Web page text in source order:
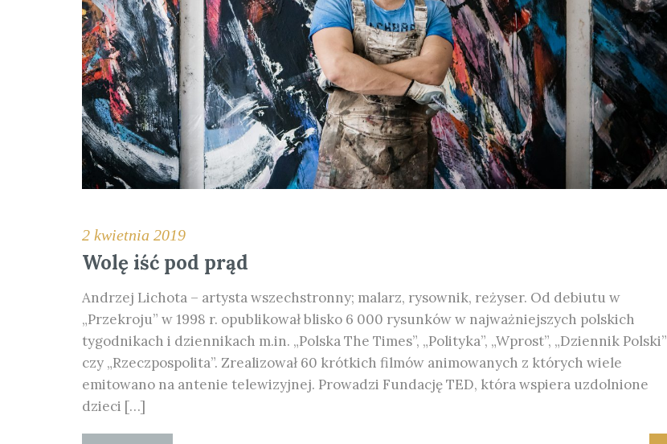
2 kwietnia 2019
Wolę iść pod prąd
Andrzej Lichota – artysta wszechstronny; malarz, rysownik, reżyser. Od debiutu w
„Przekroju” w 1998 r. opublikował blisko 6 000 rysunków w najważniejszych polskich
tygodnikach i dziennikach m.in. „Polska The Times”, „Polityka”, „Wprost”, „Dziennik Polski”
czy „Rzeczpospolita”. Zrealizował 60 krótkich filmów animowanych z których wiele
emitowano na antenie telewizyjnej. Prowadzi Fundację TED, która wspiera uzdolnione
dzieci […]